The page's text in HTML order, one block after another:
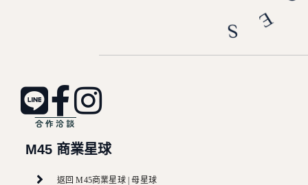
合作洽談
M45 商業星球
返回 M45商業星球 | 母星球